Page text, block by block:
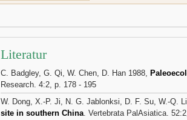
Literatur
C. Badgley, G. Qi, W. Chen, D. Han 1988,
Research. 4:2, p. 178 - 195
W. Dong, X.-P. Ji, N. G. Jablonksi, D. F. Su, W.-Q.
site in southern China. Vertebrata PalAsiatica.